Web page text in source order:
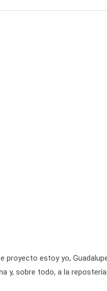
proyecto estoy yo,
y, sobre todo, a la